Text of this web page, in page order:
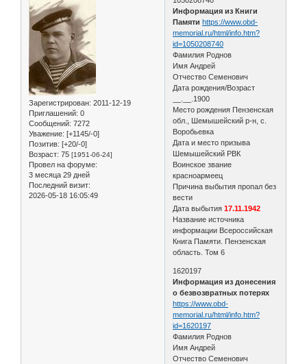
Зарегистрирован: 2011-12-19
Приглашений: 0
Сообщений: 7272
Уважение: [+1145/-0]
Позитив: [+20/-0]
Возраст: 75 [1951-06-24]
Провел на форуме:
3 месяца 29 дней
Последний визит:
2026-05-18 16:05:49
Информация из Книги
Памяти https://www.obd-
memorial.ru/html/info.htm?
id=1050208740
Фамилия Роднов
Имя Андрей
Отчество Семенович
Дата рождения/Возраст
__.__.1900
Место рождения Пензенская
обл., Шемышейский р-н, с.
Воробьевка
Дата и место призыва
Шемышейский РВК
Воинское звание
красноармеец
Причина выбытия пропал без
вести
Дата выбытия17.11.1942
Название источника
информации Всероссийская
Книга Памяти. Пензенская
область. Том 6
1620197
Информация из донесения
о безвозвратных потерях
https://www.obd-
memorial.ru/html/info.htm?
id=1620197
Фамилия Роднов
Имя Андрей
Отчество Семенович